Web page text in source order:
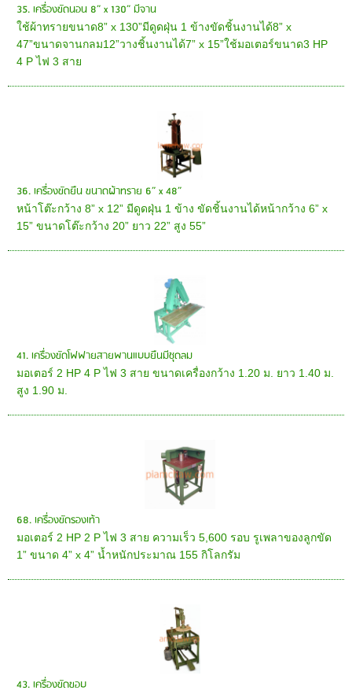
35. เครื่องขัดนอน 8” x 130” มีจาน
ใช้ผ้าทรายขนาด8” x 130”มีดูดฝุ่น 1 ข้างขัดชิ้นงานได้8” x
47”ขนาดจานกลม12”วางชิ้นงานได้7” x 15”ใช้มอเตอร์ขนาด3 HP
4 P ไฟ 3 สาย
36. เครื่องขัดยืน ขนาดผ้าทราย 6” x 48”
หน้าโต๊ะกว้าง 8” x 12” มีดูดฝุ่น 1 ข้าง ขัดชิ้นงานได้หน้ากว้าง 6” x
15” ขนาดโต๊ะกว้าง 20” ยาว 22” สูง 55”
41. เครื่องขัดโฟฟายสายพานแบบยืนมีชุดลม
มอเตอร์ 2 HP 4 P ไฟ 3 สาย ขนาดเครื่องกว้าง 1.20 ม. ยาว 1.40 ม.
สูง 1.90 ม.
68. เครื่องขัดรองเท้า
มอเตอร์ 2 HP 2 P ไฟ 3 สาย ความเร็ว 5,600 รอบ รูเพลาของลูกขัด
1” ขนาด 4” x 4” น้ำหนักประมาณ 155 กิโลกรัม
43. เครื่องขัดขอบ